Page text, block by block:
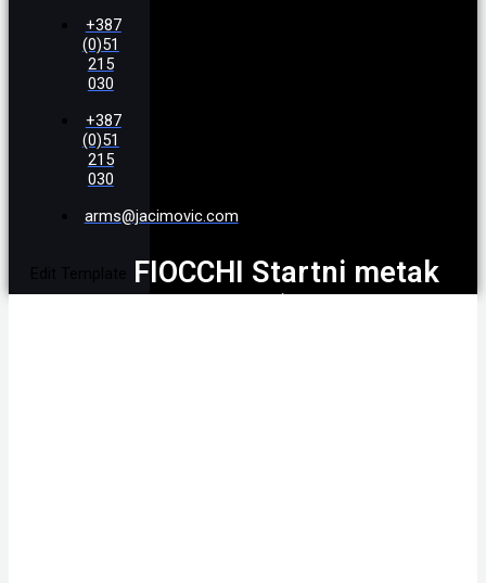
+387
(0)51
215
030
+387
(0)51
215
030
arms@jacimovic.com
Edit Template FIOCCHI Startni metak